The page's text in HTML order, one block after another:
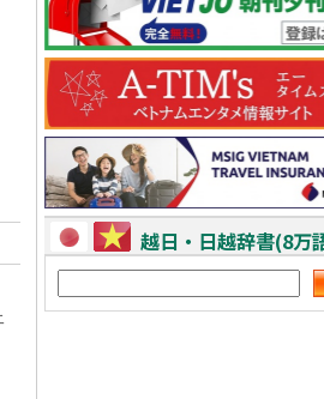
越日・日越辞書(8万